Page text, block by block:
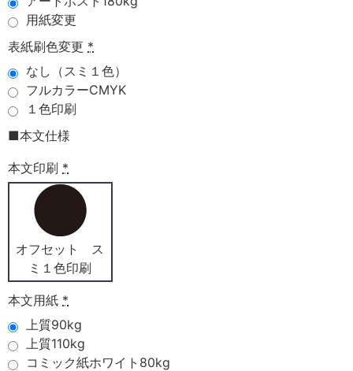
用紙変更
表紙刷色変更 *
なし（スミ１色）
フルカラーCMYK
１色印刷
■本文仕様
本文印刷 *
オフセット ス
ミ１色印刷
本文用紙 *
上質90kg
上質110kg
コミック紙ホワイト80kg